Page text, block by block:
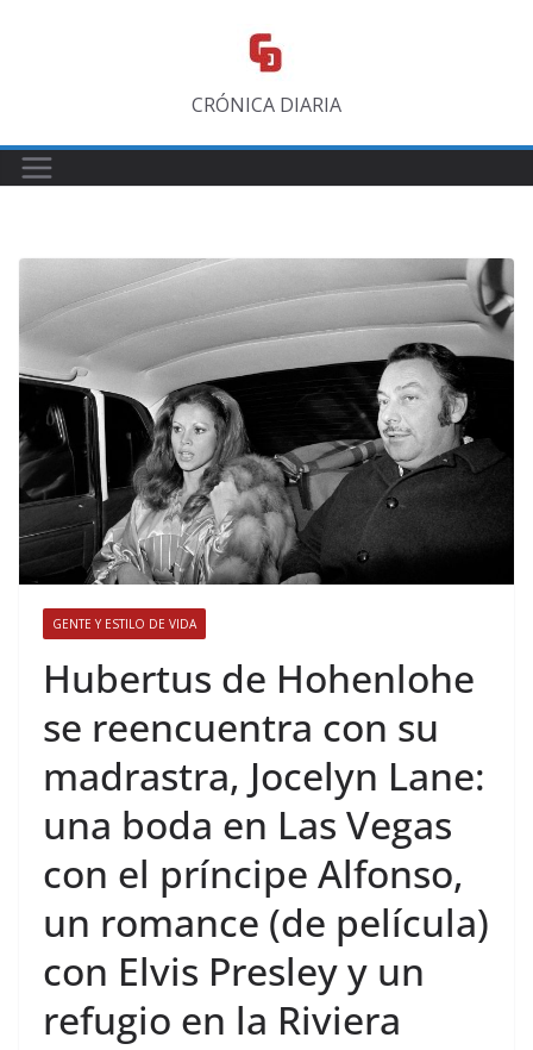
CRÓNICA DIARIA
GENTE Y ESTILO DE VIDA
​Hubertus de Hohenlohe
se reencuentra con su
madrastra, Jocelyn Lane:
una boda en Las Vegas
con el príncipe Alfonso,
un romance (de película)
con Elvis Presley y un
refugio en la Riviera